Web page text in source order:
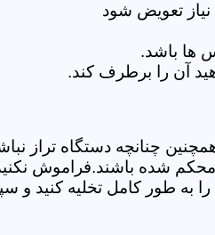
نیاز تعویض شود
ها باشد.
آن را برطرف کند.
چنانچه دستگاه تراز
محکم شده باشند.فراموش
به طور کامل تخلیه کنید و